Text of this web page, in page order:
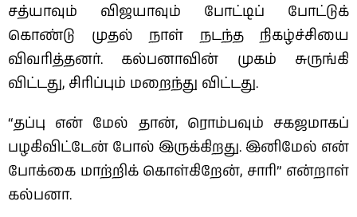
சத்யாவும் விஜயாவும் போட்டிப் போட்டுக்
கொண்டு முதல் நாள் நடந்த நிகழ்ச்சியை
விவரித்தனர். கல்பனாவின் முகம் சுருங்கி
விட்டது, சிரிப்பும் மறைந்து விட்டது.
“தப்பு என் மேல் தான், ரொம்பவும் சகஜமாகப்
பழகிவிட்டேன் போல் இருக்கிறது. இனிமேல் என்
போக்கை மாற்றிக் கொள்கிறேன், சாரி” என்றாள்
கல்பனா.